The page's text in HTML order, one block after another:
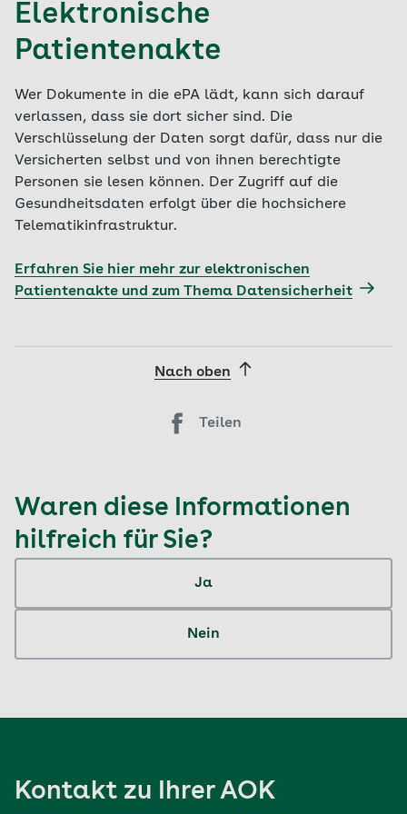
Elektronische
Patientenakte
Wer Dokumente in die ePA lädt, kann sich darauf
verlassen, dass sie dort sicher sind. Die
Verschlüsselung der Daten sorgt dafür, dass nur die
Versicherten selbst und von ihnen berechtigte
Personen sie lesen können. Der Zugriff auf die
Gesundheitsdaten erfolgt über die hochsichere
Telematikinfrastruktur.
Erfahren Sie hier mehr zur elektronischen
Patientenakte und zum Thema Datensicherheit
Nach oben
Teilen
Waren diese Informationen
hilfreich für Sie?
Ja
Nein
Kontakt zu Ihrer AOK